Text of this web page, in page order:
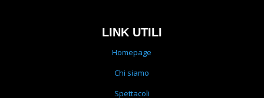
LINK UTILI
Homepage
Chi siamo
Spettacoli